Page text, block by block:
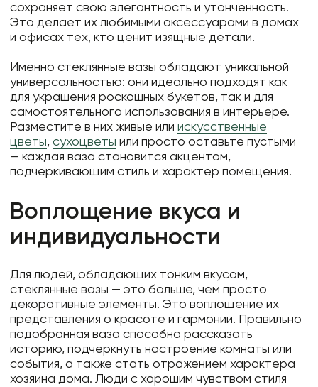
сохраняет свою элегантность и утонченность.
Это делает их любимыми аксессуарами в домах
и офисах тех, кто ценит изящные детали.
Именно стеклянные вазы обладают уникальной
универсальностью: они идеально подходят как
для украшения роскошных букетов, так и для
самостоятельного использования в интерьере.
Разместите в них живые илиискусственные
цветы,сухоцветы или просто оставьте пустыми
— каждая ваза становится акцентом,
подчеркивающим стиль и характер помещения.
Воплощение вкуса и
индивидуальности
Для людей, обладающих тонким вкусом,
стеклянные вазы — это больше, чем просто
декоративные элементы. Это воплощение их
представления о красоте и гармонии. Правильно
подобранная ваза способна рассказать
историю, подчеркнуть настроение комнаты или
события, а также стать отражением характера
хозяина дома. Люди с хорошим чувством стиля